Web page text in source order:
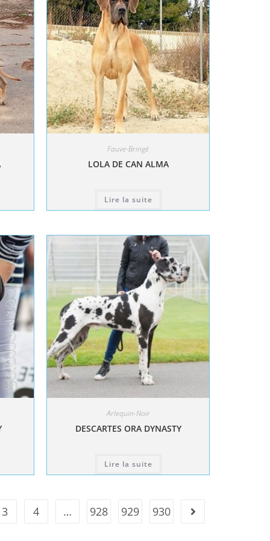
Fauve-Bringé
LOLA DE CAN ALMA
Lire la suite
Arlequin-Noir
DESCARTES ORA DYNASTY
Lire la suite
3 4 … 928 929 930